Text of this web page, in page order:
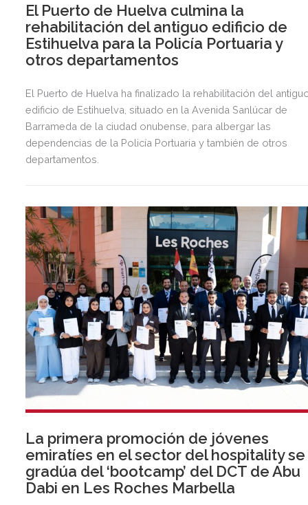
El Puerto de Huelva culmina la
rehabilitación del antiguo edificio de
Estihuelva para la Policía Portuaria y
otros departamentos
El Puerto de Huelva ha finalizado la rehabilitación del
edificio de Estihuelva, situado en la Avenida Sanlúcar de
Barrameda de la ciudad onubense, para albergar las
dependencias de la Policía Portuaria y también de otros
departamentos.
La primera promoción de jóvenes
emiratíes en el sector del hospitality se
gradúa del ‘bootcamp’ del DCT de Abu
Dabi en Les Roches Marbella